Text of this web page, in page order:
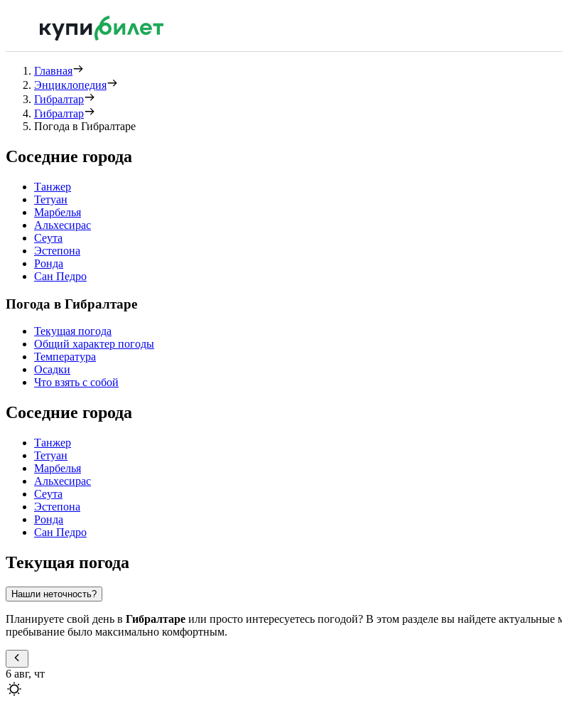
Главная
Энциклопедия
Гибралтар
Гибралтар
Погода в Гибралтаре
Соседние города
Танжер
Тетуан
Марбелья
Альхесирас
Сеута
Эстепона
Ронда
Сан Педро
Погода в Гибралтаре
Текущая погода
Общий характер погоды
Температура
Осадки
Что взять с собой
Соседние города
Танжер
Тетуан
Марбелья
Альхесирас
Сеута
Эстепона
Ронда
Сан Педро
Текущая погода
Нашли неточность?
Планируете свой день в Гибралтаре или просто интересуетесь погодой? В этом разделе вы найдете
пребывание было максимально комфортным.
6 авг, чт